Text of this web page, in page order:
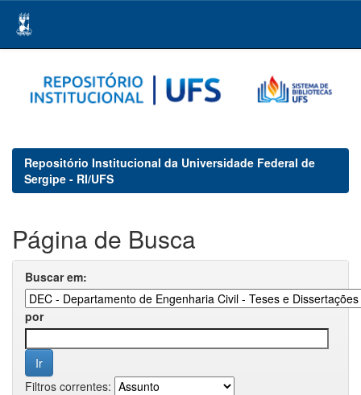
navigation
Repositório Institucional da Universidade Federal de
Sergipe - RI/UFS
Página de Busca
Buscar em:
por
Filtros correntes: